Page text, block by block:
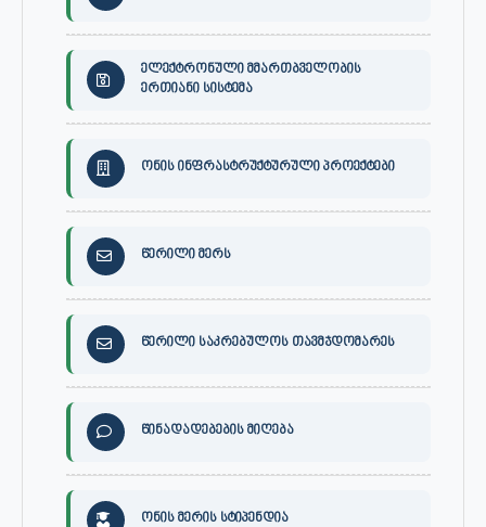
ელექტრონული მმართბველობის
ერთიანი სისტემა
ონის ინფრასტრუქტურული პროექტები
წერილი მერს
წერილი საკრებულოს თავმჯდომარეს
წინადადებების მიღება
ონის მერის სტიპენდია